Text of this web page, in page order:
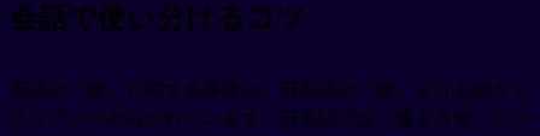
会話で使い分けるコツ
英語の「嘘」に関する表現は、日本語の「嘘」よりも細かく
ニュアンスが分かれています。日本語では「嘘も方便」とい